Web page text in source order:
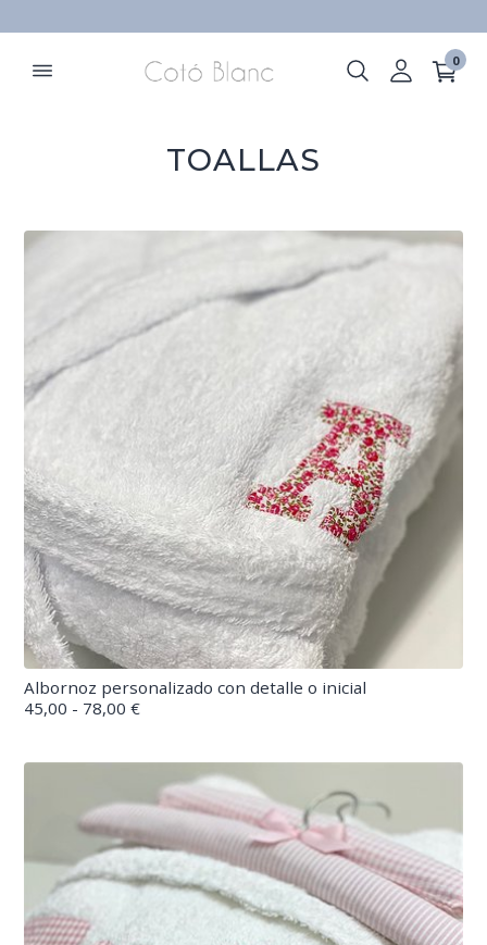
0
ELIMINAR
TOALLAS
Albornoz personalizado con detalle o inicial
45,00 - 78,00 €